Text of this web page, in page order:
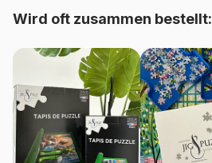
Wird oft zusammen bestellt: